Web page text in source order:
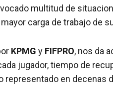
multitud de
carga de trabajo de
KPMG y FIFPRO, nos da
jugador, tiempo de
representado en